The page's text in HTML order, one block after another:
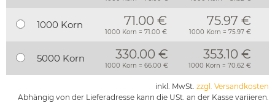
1000 Korn 71.00 €
1000 Korn = 71.00 €
75.97 €
1000 Korn = 75.97 €
5000 Korn 330.00 €
1000 Korn = 66.00 €
353.10 €
1000 Korn = 70.62 €
inkl. MwSt. zzgl. Versandkosten
Abhängig von der Lieferadresse kann die USt. an der Kasse variieren.